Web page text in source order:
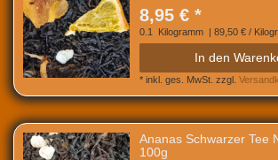
8,95 € *
0.1 Kilogramm | 89,50 € /
In den
* inkl. ges. MwSt. zzgl.
Ananas Schwarzer Tee
100g